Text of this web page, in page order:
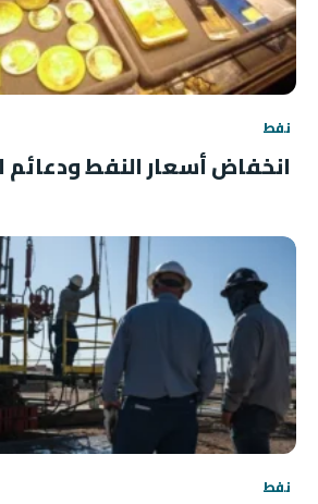
نفط
انخفاض أسعار النفط ودعائم
نفط